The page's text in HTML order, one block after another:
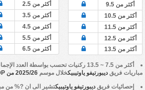
أكثر من 9.5
أكثر من 10.5
أكثر من 11.5
أكثر من 12.5
أكثر من 13.5
أكثر من 2.5
أكثر من 3.5
أكثر من 4.5
أكثر من 5.5
أكثر من 6.5
أكثر من 7.5 ~ 13.5 ركنيات تحسب بواسطة
مباريات فريق ديبورتيفو ياوتيبيكخلال موسم 2025/26 من Liga TDP
إحصائيات فريق ديبورتيفو ياوتيبيك